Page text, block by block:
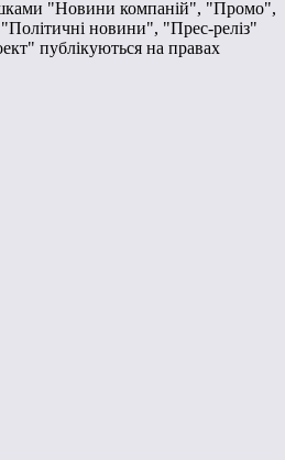
"Новини компаній", "Промо",
новини", "Прес-реліз"
публікуються на правах